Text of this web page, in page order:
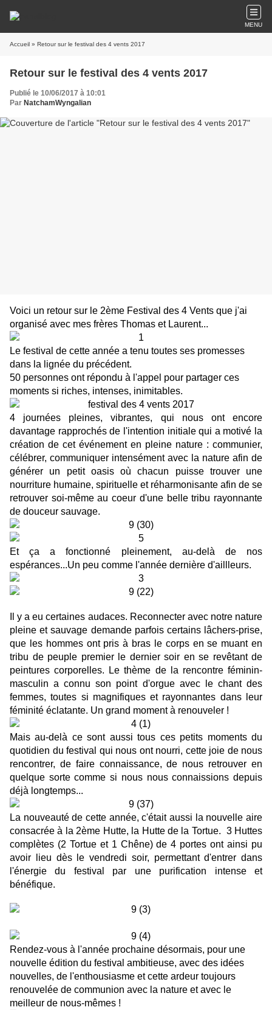
MENU
Accueil » Retour sur le festival des 4 vents 2017
Retour sur le festival des 4 vents 2017
Publié le 10/06/2017 à 10:01
Par NatchamWyngalian
Voici un retour sur le 2ème Festival des 4 Vents que j'ai
organisé avec mes frères Thomas et Laurent...
Le festival de cette année a tenu toutes ses promesses
dans la lignée du précédent.
50 personnes ont répondu à l'appel pour partager ces
moments si riches, intenses, inimitables.
4 journées pleines, vibrantes, qui nous ont encore
davantage rapprochés de l'intention initiale qui a motivé la
création de cet événement en pleine nature : communier,
célébrer, communiquer intensément avec la nature afin de
générer un petit oasis où chacun puisse trouver une
nourriture humaine, spirituelle et réharmonisante afin de se
retrouver soi-même au coeur d'une belle tribu rayonnante
de douceur sauvage.
Et ça a fonctionné pleinement, au-delà de nos
espérances...Un peu comme l'année dernière d'aillleurs.
Il y a eu certaines audaces. Reconnecter avec notre nature
pleine et sauvage demande parfois certains lâchers-prise,
que les hommes ont pris à bras le corps en se muant en
tribu de peuple premier le dernier soir en se revêtant de
peintures corporelles. Le thème de la rencontre féminin-
masculin a connu son point d'orgue avec le chant des
femmes, toutes si magnifiques et rayonnantes dans leur
féminité éclatante. Un grand moment à renouveler !
Mais au-delà ce sont aussi tous ces petits moments du
quotidien du festival qui nous ont nourri, cette joie de nous
rencontrer, de faire connaissance, de nous retrouver en
quelque sorte comme si nous nous connaissions depuis
déjà longtemps...
La nouveauté de cette année, c'était aussi la nouvelle aire
consacrée à la 2ème Hutte, la Hutte de la Tortue. 3 Huttes
complètes (2 Tortue et 1 Chêne) de 4 portes ont ainsi pu
avoir lieu dès le vendredi soir, permettant d'entrer dans
l'énergie du festival par une purification intense et
bénéfique.
Rendez-vous à l'année prochaine désormais, pour une
nouvelle édition du festival ambitieuse, avec des idées
nouvelles, de l'enthousiasme et cette ardeur toujours
renouvelée de communion avec la nature et avec le
meilleur de nous-mêmes !